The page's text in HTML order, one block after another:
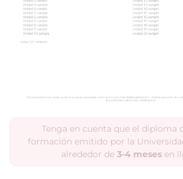
Tenga en cuenta que el diploma
formación emitido por la
alrededor de 3-4 meses en